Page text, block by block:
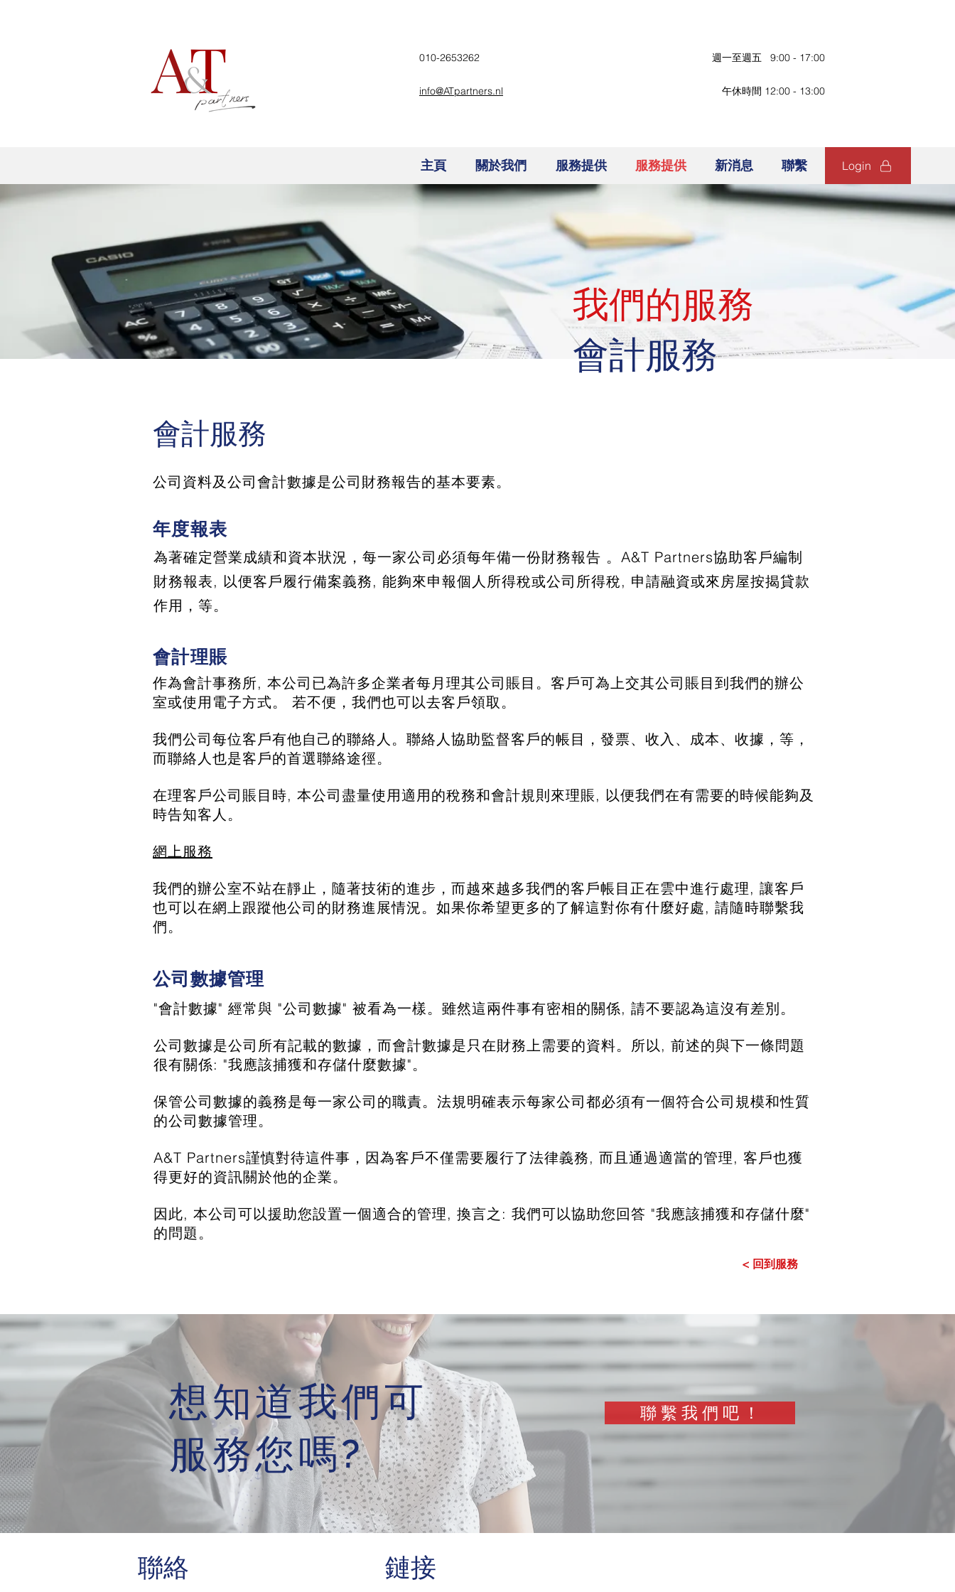
010-2653262 週一至週五 9:00 - 17:00
info@ATpartners.nl 午休時間 12:00 - 13:00
主頁 關於我們 服務提供 服務提供 新消息 聯繫 Login
我們的服務
會計服務
會計服務
公司資料及公司會計數據是公司財務報告的基本要素。
年度報表
為著確定營業成績和資本狀況，每一家公司必須每年備一份財務報告 。A&T Partners協助客戶編制
財務報表, 以便客戶履行備案義務, 能夠來申報個人所得稅或公司所得稅, 申請融資或來房屋按揭貸款
作用，等。
會計理賬
作為會計事務所, 本公司已為許多企業者每月理其公司賬目。客戶可為上交其公司賬目到我們的辦公
室或使用電子方式。 若不便，我們也可以去客戶領取。
我們公司每位客戶有他自己的聯絡人。聯絡人協助監督客戶的帳目，發票、收入、成本、收據，等，
而聯絡人也是客戶的首選聯絡途徑。
在理客戶公司賬目時, 本公司盡量使用適用的稅務和會計規則來理賬, 以便我們在有需要的時候能夠及
時告知客人。
網上服務
我們的辦公室不站在靜止，隨著技術的進步，而越來越多我們的客戶帳目正在雲中進行處理, 讓客戶
也可以在網上跟蹤他公司的財務進展情況。如果你希望更多的了解這對你有什麼好處, 請隨時聯繫我
們。
公司數據管理
"會計數據" 經常與 "公司數據" 被看為一樣。雖然這兩件事有密相的關係, 請不要認為這沒有差別。
公司數據是公司所有記載的數據，而會計數據是只在財務上需要的資料。所以, 前述的與下一條問題
很有關係: "我應該捕獲和存儲什麼數據"。
保管公司數據的義務是每一家公司的職責。法規明確表示每家公司都必須有一個符合公司規模和性質
的公司數據管理。
A&T Partners謹慎對待這件事，因為客戶不僅需要履行了法律義務, 而且通過適當的管理, 客戶也獲
得更好的資訊關於他的企業。
因此, 本公司可以援助您設置一個適合的管理, 換言之: 我們可以協助您回答 "我應該捕獲和存儲什麼"
的問題。
< 回到服務
想知道我們可
服務您嗎?
聯 繫 我 們 吧 ！
聯絡 ​鏈接